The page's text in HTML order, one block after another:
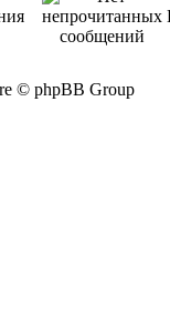
© phpBB Group